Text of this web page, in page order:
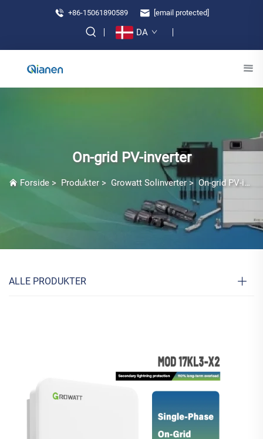
+86-15061890589 [email protected]
DA
On-grid PV-inverter
Forside > Produkter > Growatt Solinverter > On-grid PV-inverter
ALLE PRODUKTER